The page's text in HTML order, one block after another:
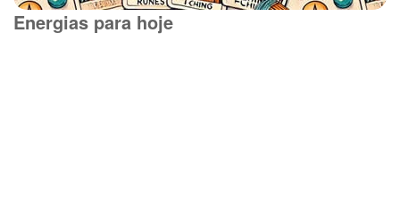
Energias para hoje